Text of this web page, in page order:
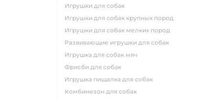
игрушки для собак
игрушки для собак крупных пород
игрушки для собак мелких пород
развивающие игрушки для собак
игрушка для собак мяч
фрисби для собак
игрушка пищалка для собак
комбинезон для собак